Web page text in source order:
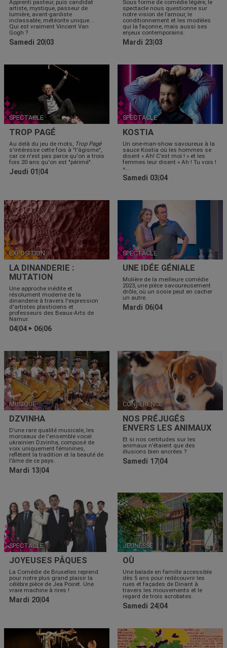
Apprenti pasteur, puis candidat
artiste, mystique, passeur de
lumière, avant-gardiste
inclassable, météorite unique...
Qui est vraiment Vincent Van
Gogh ?
Samedi 20|03
Sous forme de comédie légère, le
spectacle nous questionne sur
notre vision de l’amour, le
conditionnement et les modèles
qui la façonne, mais aussi ses
enjeux contemporains.
Mardi 23|03
SPECTACLE
TROP PAGÉ
Au delà du jeu de mots, Trop Pagé
s'intéresse cette fois à "l'âgisme",
car ce n'est pas parce qu'on a trois
fois 20 ans qu'on est "périmé".
Jeudi 01|04
SPECTACLE
KOSTIA
Un one-man-show savoureux à la
sauce Kostia où les hommes se
disent « Ah! C’est moi ! » et les
femmes leur disent « Ah ! Tu vois !
»...
Samedi 03|04
EXPOSITION
LA DINANDERIE :
MUTATION
Une approche inédite et
résolument moderne de la
dinanderie à travers l'expression
d'artistes plasticiens et
professeurs des Beaux-Arts de
Namur.
04|04 ▶ 06|06
SPECTACLE
UNE IDÉE GÉNIALE
Molière de la meilleure comédie
2023, une pièce savoureusement
drôle, où un sosie peut en cacher
un autre.
Mardi 06|04
MUSIQUE
DZVINHA
D’une rare qualité musicale, les
morceaux de l'ensemble vocal
ukrainien Dzvinha, composé de
voix uniquement féminines,
reflètent la tradition et la beauté de
l’âme de ce pays.
Mardi 13|04
CONFÉRENCE
NOS PRÉJUGÉS
ENVERS LES ANIMAUX
Et si nos certitudes sur les
animaux n’étaient que des
illusions bien ancrées ?
Samedi 17|04
SPECTACLE
JOYEUSES PÂQUES
La Comédie de Bruxelles reprend
pour notre plus grand plaisir la
célèbre pièce de Jea Poiret. Une
vraie machine à rires !
Mardi 20|04
JEUNESSE
OÙ
Une balade en famille accessible
dès 5 ans pour redécouvrir les
rues et façades de Dinant à
travers les mouvements et le
regard de trois acrobates.
Samedi 24|04